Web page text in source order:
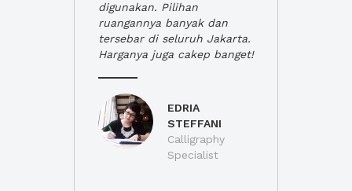
digunakan. Pilihan
ruangannya banyak dan
tersebar di seluruh Jakarta.
Harganya juga cakep banget!
EDRIA
STEFFANI
Calligraphy
Specialist